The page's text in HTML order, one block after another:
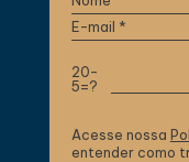
20-
5=?
Acesse nossa
entender como